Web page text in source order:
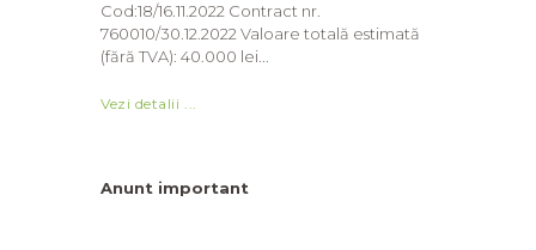
Cod:18/16.11.2022 Contract nr.
760010/30.12.2022 Valoare totală estimată
(fără TVA): 40.000 lei...
Vezi detalii ...
Anunt important